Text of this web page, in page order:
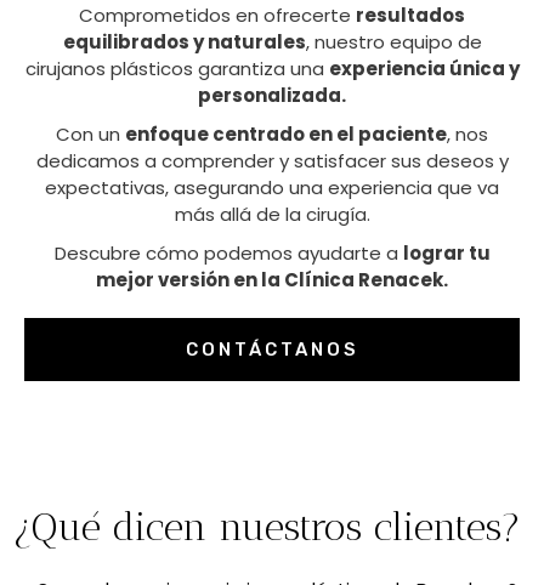
Comprometidos en ofrecerte resultados
equilibrados y naturales, nuestro equipo de
cirujanos plásticos garantiza una experiencia única y
personalizada.
Con un enfoque centrado en el paciente, nos
dedicamos a comprender y satisfacer sus deseos y
expectativas, asegurando una experiencia que va
más allá de la cirugía.
Descubre cómo podemos ayudarte a lograr tu
mejor versión en la Clínica Renacek.
CONTÁCTANOS
¿Qué dicen nuestros clientes?